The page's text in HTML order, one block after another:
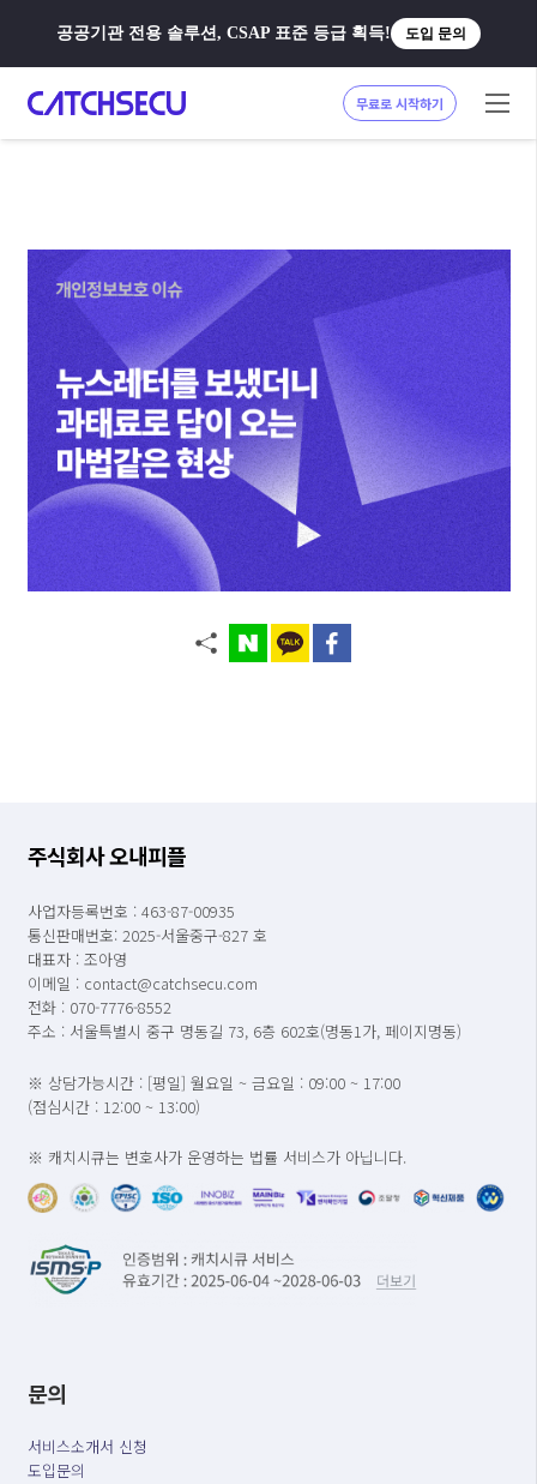
공공기관 전용 솔루션, CSAP 표준 등급 획득! 도입 문의
무료로 시작하기
주식회사 오내피플
사업자등록번호 : 463-87-00935
통신판매번호: 2025-서울중구-827 호
대표자 : 조아영
이메일 : contact@catchsecu.com
전화 : 070-7776-8552
주소 : 서울특별시 중구 명동길 73, 6층 602호(명동1가, 페이지명동)
※ 상담가능시간 : [평일] 월요일 ~ 금요일 : 09:00 ~ 17:00
(점심시간 : 12:00 ~ 13:00)
※ 캐치시큐는 변호사가 운영하는 법률 서비스가 아닙니다.
문의
서비스소개서 신청
도입문의